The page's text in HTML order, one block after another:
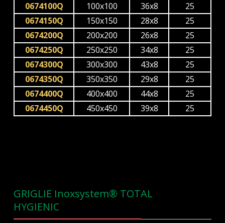
0674100Q
100x100 36x8
25
0674150Q
150x150 28x8
25
0674200Q
200x200 26x8
25
0674250Q
250x250 34x8
25
0674300Q
300x300 43x8
25
0674350Q
350x350 29x8
25
0674400Q
400x400 44x8
25
0674450Q
450x450 39x8 25
GRIGLIE Inoxsystem® TOTAL
HYGIENIC